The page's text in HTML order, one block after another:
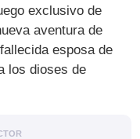
exclusivo de
aventura de
esposa de
los dioses de